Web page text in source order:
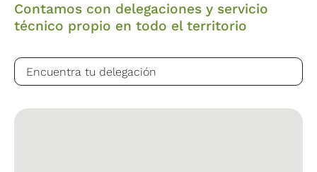
Contamos con delegaciones y servicio
técnico propio en todo el territorio